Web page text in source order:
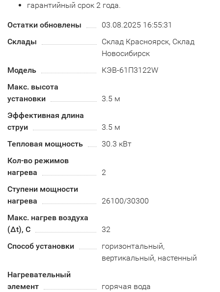
гарантийный срок 2 года.
Остатки обновлены
03.08.2025 16:55:31
Склады
Склад Красноярск, Склад
Новосибирск
Модель
КЭВ-61П3122W
Макс. высота
установки
3.5 м
Эффективная длина
струи
3.5 м
Тепловая мощность
30.3 кВт
Кол-во режимов
нагрева
2
Ступени мощности
нагрева
26100/30300
Макс. нагрев воздуха
(Δt), C
32
Способ установки
горизонтальный,
вертикальный, настенный
Нагревательный
элемент
горячая вода